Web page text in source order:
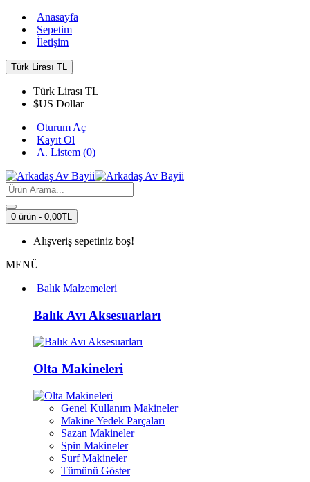
Anasayfa
Sepetim
İletişim
Türk Lirası TL
Türk Lirası TL
$US Dollar
Oturum Aç
Kayıt Ol
A. Listem (0)
0 ürün - 0,00TL
Alışveriş sepetiniz boş!
MENÜ
Balık Malzemeleri
Balık Avı Aksesuarları
Olta Makineleri
Genel Kullanım Makineler
Makine Yedek Parçaları
Sazan Makineler
Spin Makineler
Surf Makineler
Tümünü Göster